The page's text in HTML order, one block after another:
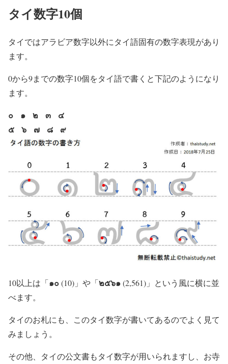
タイ数字10個
タイではアラビア数字以外にタイ語固有の数字表現があり
ます。
0から9までの数字10個をタイ語で書くと下記のようになり
ます。
๐ ๑ ๒ ๓ ๔
๕ ๖ ๗ ๘ ๙
10以上は「๑๐(10)」 や「๒๕๖๑(2,561)」 という風に横に並
べます。
タイのお札にも、このタイ数字が書いてあるのでよく見て
みましょう。
その他、タイの公文書もタイ数字が用いられますし、お寺